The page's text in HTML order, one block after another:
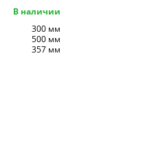
В наличии
300 мм
500 мм
357 мм